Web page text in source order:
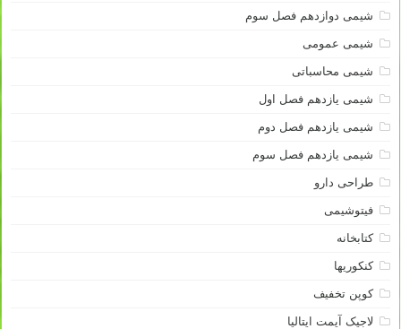
شیمی دوازدهم فصل سوم
شیمی عمومی
شیمی محاسباتی
شیمی یازدهم فصل اول
شیمی یازدهم فصل دوم
شیمی یازدهم فصل سوم
طراحی دارو
فیتوشیمی
کتابخانه
کنکوریها
کوپن تخفیف
لاجیک آیمت ایتالیا